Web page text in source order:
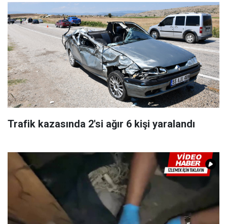
Trafik kazasında 2'si ağır 6 kişi yaralandı